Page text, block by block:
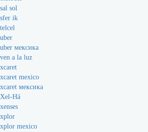
sal sol
sfer ik
telcel
uber
uber мексика
ven a la luz
xcaret
xcaret mexico
xcaret мексика
Xel-Há
xenses
xplor
xplor mexico